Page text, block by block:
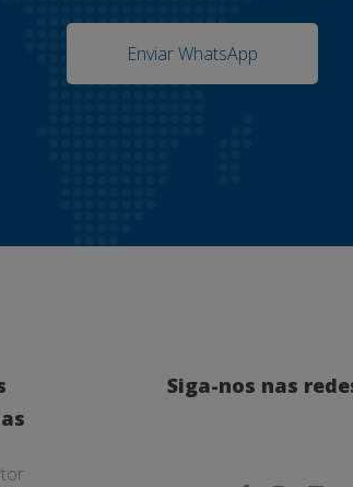
Enviar WhatsApp
Siga-nos nas